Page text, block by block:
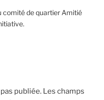
comité de quartier Amitié
publiée. Les champs